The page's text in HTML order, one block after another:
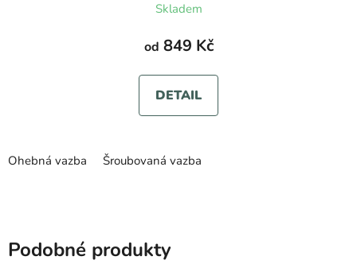
Skladem
od 849 Kč
DETAIL
Ohebná vazba Šroubovaná vazba
Podobné produkty